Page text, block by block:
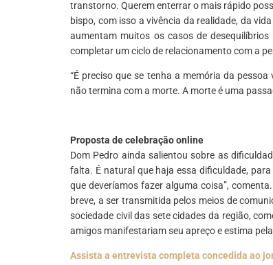
transtorno. Querem enterrar o mais rápido
bispo, com isso a vivência da realidade, da
aumentam muitos os casos de
completar um ciclo de relacionamento com a
“É preciso que se tenha a memória da
não termina com a morte. A morte é uma
Proposta de celebração online
Dom Pedro ainda salientou sobre as
falta. É natural que haja essa dificuldade,
que deveríamos fazer alguma coisa”,
breve, a ser transmitida pelos meios de
sociedade civil das sete cidades da região,
amigos manifestariam seu apreço e estima
Assista a entrevista completa concedida ao